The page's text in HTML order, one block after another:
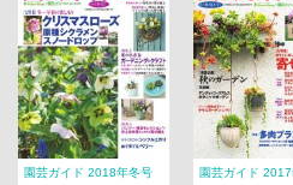
園芸ガイド 2018年冬号 園芸ガイド